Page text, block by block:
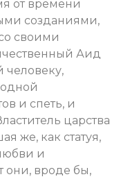
от времени
созданиями,
своими
Аид
человеку,
и спеть, и
царства
же, как статуя,
и
они, вроде бы,